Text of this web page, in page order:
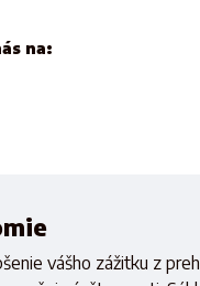
na:
vášho zážitku z